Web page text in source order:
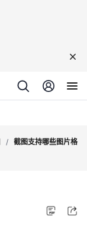
/ 截图支持哪些图片格